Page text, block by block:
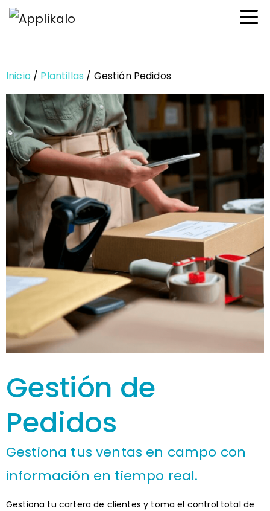
Inicio / Plantillas / Gestión Pedidos
Gestión de
Pedidos
Gestiona tus ventas en campo con
información en tiempo real.
Gestiona tu cartera de clientes y toma el control total de